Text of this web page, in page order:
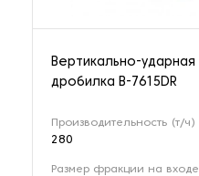
Вертикально-ударная
дробилка B-7615DR
Производительность (т/ч)
280
Размер фракции на входе